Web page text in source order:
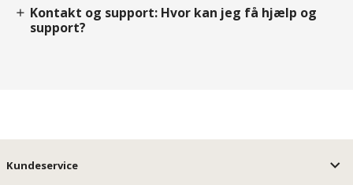
add Kontakt og support: Hvor kan jeg få hjælp og
support?
Kundeservice